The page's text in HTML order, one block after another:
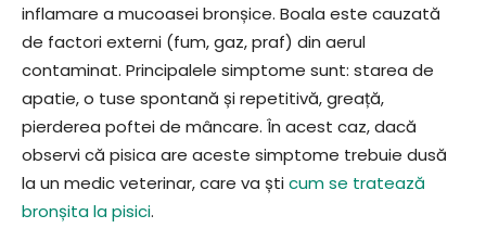
inflamare a mucoasei bronșice. Boala este cauzată
de factori externi (fum, gaz, praf) din aerul
contaminat. Principalele simptome sunt: starea de
apatie, o tuse spontană și repetitivă, greață,
pierderea poftei de mâncare. În acest caz, dacă
observi că pisica are aceste simptome trebuie dusă
la un medic veterinar, care va șticum se tratează
bronșita la pisici.